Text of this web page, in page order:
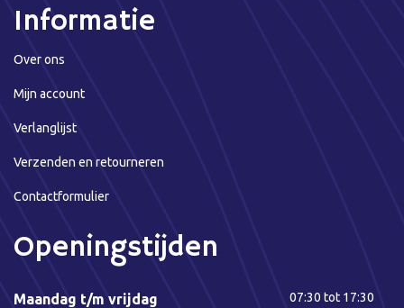
Informatie
Over ons
Mijn account
Verlanglijst
Verzenden en retourneren
Contactformulier
Openingstijden
Maandag t/m vrijdag 07:30 tot 17:30